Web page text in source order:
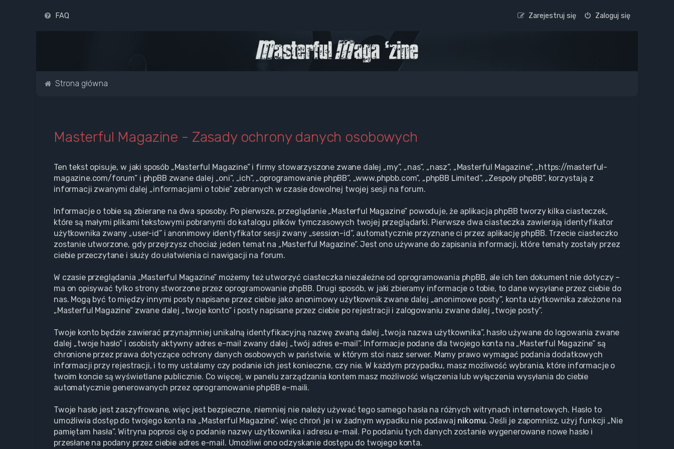
FAQ Zaloguj się
Zarejestruj się
Strona główna
Masterful Magazine - Zasady ochrony danych osobowych
Ten tekst opisuje, w jaki sposób „Masterful Magazine” i firmy stowarzyszone zwane dalej „my”, „nas”, „nasz”, „Masterful Magazine”, „https://masterful-
magazine.com/forum” i phpBB zwane dalej „oni”, „ich”, „oprogramowanie phpBB”, „www.phpbb.com”, „phpBB Limited”, „Zespoły phpBB”, korzystają z
informacji zwanymi dalej „informacjami o tobie” zebranych w czasie dowolnej twojej sesji na forum.
Informacje o tobie są zbierane na dwa sposoby. Po pierwsze, przeglądanie „Masterful Magazine” powoduje, że aplikacja phpBB tworzy kilka ciasteczek,
które są małymi plikami tekstowymi pobranymi do katalogu plików tymczasowych twojej przeglądarki. Pierwsze dwa ciasteczka zawierają identyfikator
użytkownika zwany „user-id” i anonimowy identyfikator sesji zwany „session-id”, automatycznie przyznane ci przez aplikację phpBB. Trzecie ciasteczko
zostanie utworzone, gdy przejrzysz chociaż jeden temat na „Masterful Magazine”. Jest ono używane do zapisania informacji, które tematy zostały przez
ciebie przeczytane i służy do ułatwienia ci nawigacji na forum.
W czasie przeglądania „Masterful Magazine” możemy też utworzyć ciasteczka niezależne od oprogramowania phpBB, ale ich ten dokument nie dotyczy –
ma on opisywać tylko strony stworzone przez oprogramowanie phpBB. Drugi sposób, w jaki zbieramy informacje o tobie, to dane wysyłane przez ciebie do
nas. Mogą być to między innymi posty napisane przez ciebie jako anonimowy użytkownik zwane dalej „anonimowe posty”, konta użytkownika założone na
„Masterful Magazine” zwane dalej „twoje konto” i posty napisane przez ciebie po rejestracji i zalogowaniu zwane dalej „twoje posty”.
Twoje konto będzie zawierać przynajmniej unikalną identyfikacyjną nazwę zwaną dalej „twoja nazwa użytkownika”, hasło używane do logowania zwane
dalej „twoje hasło” i osobisty aktywny adres e-mail zwany dalej „twój adres e-mail”. Informacje podane dla twojego konta na „Masterful Magazine” są
chronione przez prawa dotyczące ochrony danych osobowych w państwie, w którym stoi nasz serwer. Mamy prawo wymagać podania dodatkowych
informacji przy rejestracji, i to my ustalamy czy podanie ich jest konieczne, czy nie. W każdym przypadku, masz możliwość wybrania, które informacje o
twoim koncie są wyświetlane publicznie. Co więcej, w panelu zarządzania kontem masz możliwość włączenia lub wyłączenia wysyłania do ciebie
automatycznie generowanych przez oprogramowanie phpBB e-maili.
Twoje hasło jest zaszyfrowane, więc jest bezpieczne, niemniej nie należy używać tego samego hasła na różnych witrynach internetowych. Hasło to
umożliwia dostęp do twojego konta na „Masterful Magazine”, więc chroń je i w żadnym wypadku nie podawaj nikomu. Jeśli je zapomnisz, użyj funkcji „Nie
pamiętam hasła”. Witryna poprosi cię o podanie nazwy użytkownika i adresu e-mail. Po podaniu tych danych zostanie wygenerowane nowe hasło i
przesłane na podany przez ciebie adres e-mail. Umożliwi ono odzyskanie dostępu do twojego konta.